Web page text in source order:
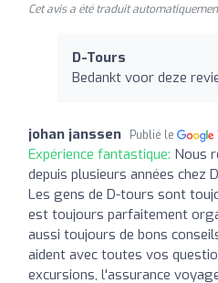
Cet avis a été traduit
D-Tours
Bedankt voor deze
johan janssen Publié le
Expérience fantastique: Nous
depuis plusieurs années chez
Les gens de D-tours sont
est toujours parfaitement
aussi toujours de bons
aident avec toutes vos
excursions, l'assurance